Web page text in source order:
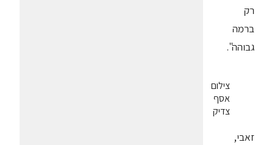
רק
ברמה
גבוהה".
צילום
אסף
צדיק
זאבי,